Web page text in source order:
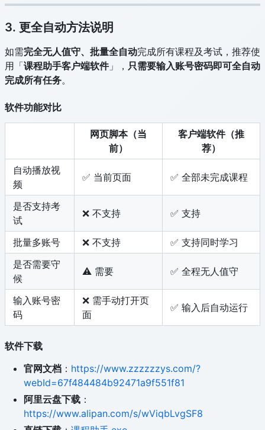
3. 更全自动方法说明
如需完全无人值守、批量全自动完成所有课程及考试，推荐使
用「课程助手客户端软件」， 只需要输入账号密码即可全自动
完成所有任务。
软件功能对比
网页脚本（当
前）
客户端软件（推
荐）
自动播放视
频
✅ 当前页面 ✅ 全部未完成课程
是否支持考
试
❌ 不支持 ✅ 支持
批量多账号 ❌ 不支持
✅ 支持同时学习
是否需要守
候
⚠️ 需要 ✅ 全程无人值守
输入账号密
码
❌ 需手动打开页
面
✅ 输入后自动运行
软件下载
官网文档 ： https://www.zzzzzzys.com/?
webId=67f484484b92471a9f551f81
阿里云盘下载 ：
https://www.alipan.com/s/wViqbLvgSF8